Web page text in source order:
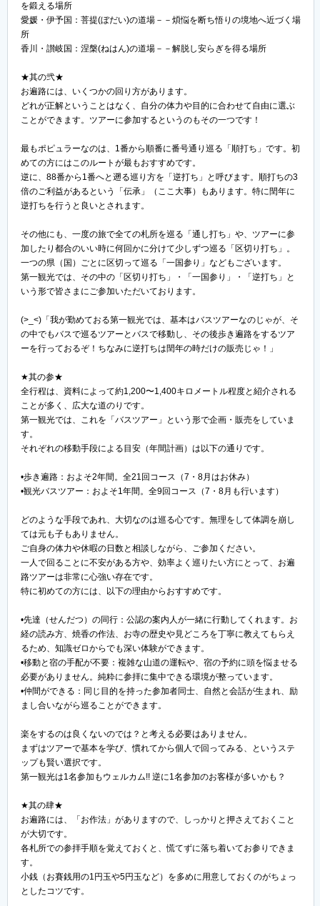
を鍛える場所
愛媛・伊予国：菩提(ぼだい)の道場－－煩悩を断ち悟りの境地へ近づく場
所
香川・讃岐国：涅槃(ねはん)の道場－－解脱し安らぎを得る場所
★其の弐★
お遍路には、いくつかの回り方があります。
どれが正解ということはなく、自分の体力や目的に合わせて自由に選ぶ
ことができます。ツアーに参加するというのもその一つです！
最もポピュラーなのは、1番から順番に番号通り巡る「順打ち」です。初
めての方にはこのルートが最もおすすめです。
逆に、88番から1番へと遡る巡り方を「逆打ち」と呼びます。順打ちの3
倍のご利益があるという「伝承」（ここ大事）もあります。特に閏年に
逆打ちを行うと良いとされます。
その他にも、一度の旅で全ての札所を巡る「通し打ち」や、ツアーに参
加したり都合のいい時に何回かに分けて少しずつ巡る「区切り打ち」。
一つの県（国）ごとに区切って巡る「一国参り」などもございます。
第一観光では、その中の「区切り打ち」・「一国参り」・「逆打ち」と
いう形で皆さまにご参加いただいております。
(>_<)「我が勤めておる第一観光では、基本はバスツアーなのじゃが、そ
の中でもバスで巡るツアーとバスで移動し、その後歩き遍路をするツア
ーを行っておるぞ！ちなみに逆打ちは閏年の時だけの販売じゃ！」
★其の参★
全行程は、資料によって約1,200〜1,400キロメートル程度と紹介される
ことが多く、広大な道のりです。
第一観光では、これを「バスツアー」という形で企画・販売をしていま
す。
それぞれの移動手段による目安（年間計画）は以下の通りです。
•歩き遍路：およそ2年間。全21回コース（7・8月はお休み）
•観光バスツアー：およそ1年間。全9回コース（7・8月も行います）
どのような手段であれ、大切なのは巡る心です。無理をして体調を崩し
ては元も子もありません。
ご自身の体力や休暇の日数と相談しながら、ご参加ください。
一人で回ることに不安がある方や、効率よく巡りたい方にとって、お遍
路ツアーは非常に心強い存在です。
特に初めての方には、以下の理由からおすすめです。
•先達（せんだつ）の同行：公認の案内人が一緒に行動してくれます。お
経の読み方、焼香の作法、お寺の歴史や見どころを丁寧に教えてもらえ
るため、知識ゼロからでも深い体験ができます。
•移動と宿の手配が不要：複雑な山道の運転や、宿の予約に頭を悩ませる
必要がありません。純粋に参拝に集中できる環境が整っています。
•仲間ができる：同じ目的を持った参加者同士、自然と会話が生まれ、励
まし合いながら巡ることができます。
楽をするのは良くないのでは？と考える必要はありません。
まずはツアーで基本を学び、慣れてから個人で回ってみる、というステ
ップも賢い選択です。
第一観光は1名参加もウェルカム!! 逆に1名参加のお客様が多いかも？
★其の肆★
お遍路には、「お作法」がありますので、しっかりと押さえておくこと
が大切です。
各札所での参拝手順を覚えておくと、慌てずに落ち着いてお参りできま
す。
小銭（お賽銭用の1円玉や5円玉など）を多めに用意しておくのがちょっ
としたコツです。